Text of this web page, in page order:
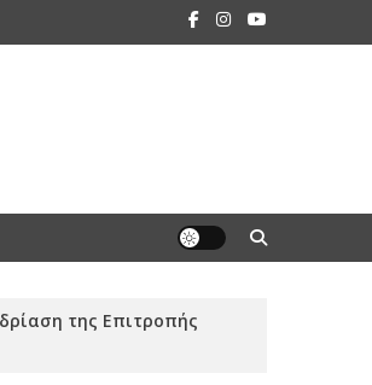
της Επιτροπής